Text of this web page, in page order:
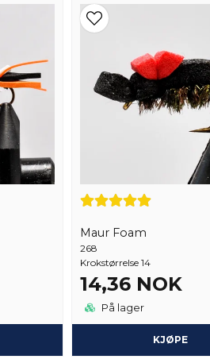
Maur Foam
268
Krokstørrelse 14
14,36 NOK
På lager
KJØPE